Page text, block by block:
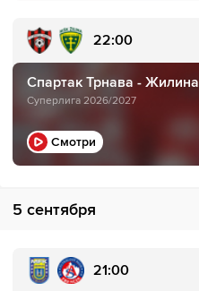
22:00
Спартак Трнава - Жилина
Суперлига 2026/2027
Смотри
5 сентября
21:00